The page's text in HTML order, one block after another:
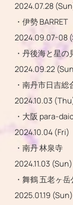
2024.07.28
・伊勢 BARRET
2024.09.07-08
・丹後海と星
2024.09.22
・南丹市日吉
2024.10.03
・大阪 para-
2024.10.04 (Fri)
・南丹 林泉寺
2024.11.03 (Sun)
・舞鶴 五老ヶ
2025.01.19 (Sun)